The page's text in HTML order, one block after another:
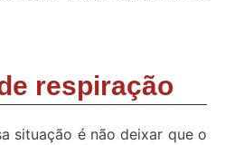
respiração
situação é não deixar que o